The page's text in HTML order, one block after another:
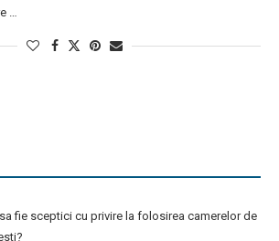
…
fie sceptici cu privire la folosirea camerelor de